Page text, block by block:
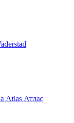
Atlas Атлас